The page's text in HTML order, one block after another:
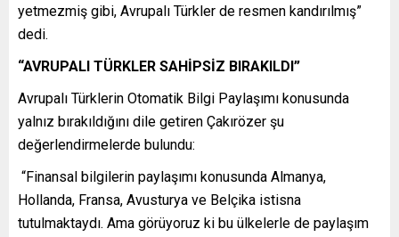
yetmezmiş gibi, Avrupalı Türkler de resmen kandırılmış”
dedi.
“AVRUPALI TÜRKLER SAHİPSİZ BIRAKILDI”
Avrupalı Türklerin Otomatik Bilgi Paylaşımı konusunda
yalnız bırakıldığını dile getiren Çakırözer şu
değerlendirmelerde bulundu:
“Finansal bilgilerin paylaşımı konusunda Almanya,
Hollanda, Fransa, Avusturya ve Belçika istisna
tutulmaktaydı. Ama görüyoruz ki bu ülkelerle de paylaşım